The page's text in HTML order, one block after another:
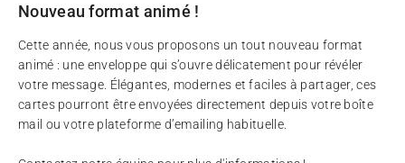
Nouveau format animé !
Cette année, nous vous proposons un tout nouveau format
animé : une enveloppe qui s’ouvre délicatement pour révéler
votre message. Élégantes, modernes et faciles à partager, ces
cartes pourront être envoyées directement depuis votre boîte
mail ou votre plateforme d’emailing habituelle.